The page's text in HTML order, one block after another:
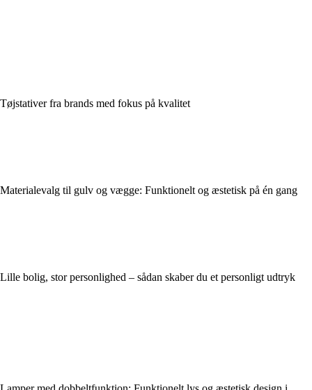
Tøjstativer fra brands med fokus på kvalitet
Materialevalg til gulv og vægge: Funktionelt og æstetisk på én gang
Lille bolig, stor personlighed – sådan skaber du et personligt udtryk